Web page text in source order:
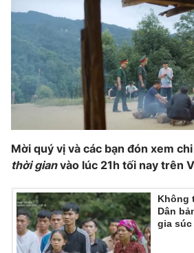
thuận bằng văn bản. Ghi rõ nguồn
thông tin từ website này.
Mời quý vị và các bạn đón xem
thời gianvào lúc 21h tối nay trên
Không
Dân
gia súc